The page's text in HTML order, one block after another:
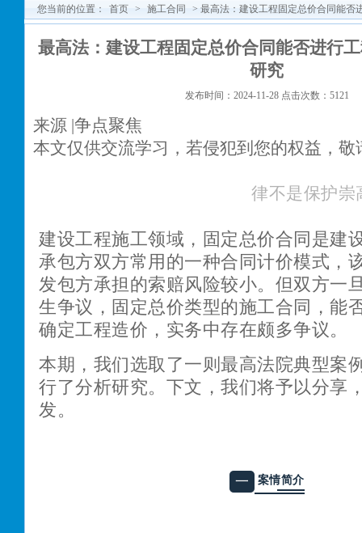
您当前的位置： 首页 > 施工合同 > 最高法：建设工程固定总价合同能否
最高法：建设工程固定总价合同能否进行
研究
发布时间：2024-11-28 点击次数：5121
来源 |争点聚焦
本文仅供交流学习，若侵犯到您的权益，敬
律不是保护崇
建设工程施工领域，固定总价合同是建
承包方双方常用的一种合同计价模式，
发包方承担的索赔风险较小。但双方一
生争议，固定总价类型的施工合同，能
确定工程造价，实务中存在颇多争议。
本期，我们选取了一则最高法院典型案
行了分析研究。下文，我们将予以分享
发。
一 案情简介